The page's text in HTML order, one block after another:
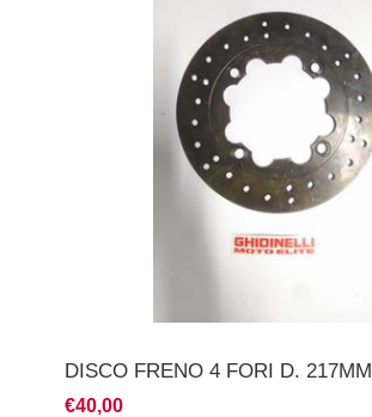
DISCO FRENO 4 FORI D. 217MM
€40,00